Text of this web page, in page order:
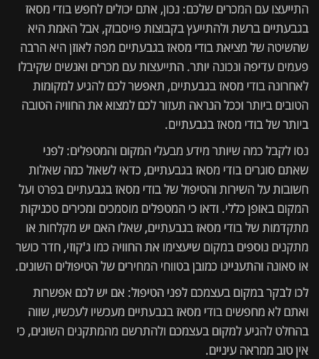
התייעצו עם המכרים שלכם: נכון, אתם יכולים לחפש בודי מסאז
בגבעתיים ברשת ולהתייעץ בקבוצות פייסבוק, אבל האמת היא
שהשיטה של מציאת בודי מסאז בגבעתיים מפה לאוזן היא הרבה
פעמים עדיפה ונכונה יותר. התייעצות עם מכרים ואנשים שקיבלו
לאחרונה בודי מסאז בגבעתיים, תאפשר לכם להגיע למקומות
הטובים ביותר וככל הנראה תעזור לכם למצוא את החוויה הטובה
ביותר של בודי מסאז בגבעתיים.
נסו לקבל כמה שיותר מידע מבעלי המקום והמטפלים: לפני
שאתם סוגרים בודי מסאז בגבעתיים, כדאי לשאול כמה שאלות
חשובות על השירות והטיפול של בודי מסאז בגבעתיים בפרט ועל
המקום באופן כללי. ודאו כי המטפלים מוסמכים ומכירים טכניקות
מתקדמות של בודי מסאז בגבעתיים, שאלו האם יש מקלחות או
מתקנים נוספים במקום שיעצימו את החוויה כמו ג'קוזי, חדר כושר
או סאונה והתעניינו כמובן בטווחי המחירים של הטיפולים השונים.
לכו לבקר במקום בעצמכם לפני הטיפול: אם יש לכם אפשרות
ואתם לא מחפשים בודי מסאז בגבעתיים מעכשיו לעכשיו, שווה
בהחלט להגיע למקום בעצמכם ולהתרשם מהמתקנים השונים, כי
אין טוב ממראה עיניים.